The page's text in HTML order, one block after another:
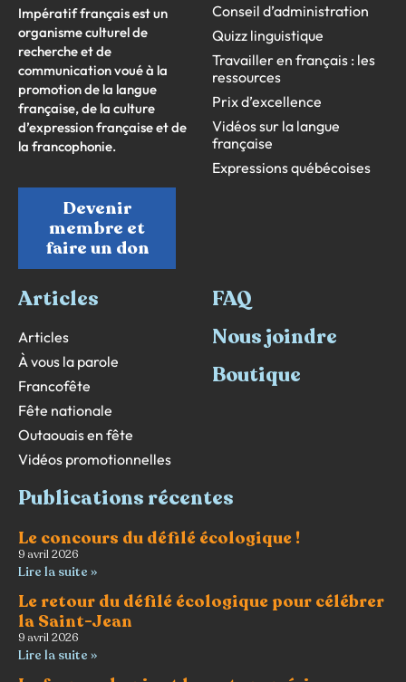
Impératif français est un
organisme culturel de
recherche et de
communication voué à la
promotion de la langue
française, de la culture
d’expression française et de
la francophonie.
Devenir
membre et
faire un don
Conseil d’administration
Quizz linguistique
Travailler en français : les
ressources
Prix d’excellence
Vidéos sur la langue
française
Expressions québécoises
Articles
Articles
À vous la parole
Francofête
Fête nationale
Outaouais en fête
Vidéos promotionnelles
FAQ
Nous joindre
Boutique
Publications récentes
Le concours du défilé écologique !
9 avril 2026
Lire la suite »
Le retour du défilé écologique pour célébrer
la Saint-Jean
9 avril 2026
Lire la suite »